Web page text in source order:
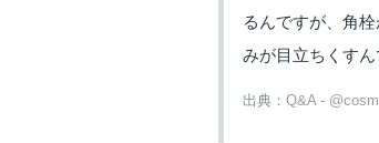
るんですが、角
みが目立ちくす
出典： Q&A -